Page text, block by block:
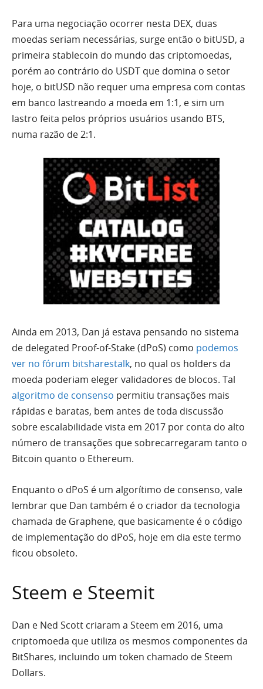
Para uma negociação ocorrer nesta DEX, duas
moedas seriam necessárias, surge então o bitUSD, a
primeira stablecoin do mundo das criptomoedas,
porém ao contrário do USDT que domina o setor
hoje, o bitUSD não requer uma empresa com contas
em banco lastreando a moeda em 1:1, e sim um
lastro feita pelos próprios usuários usando BTS,
numa razão de 2:1.
Ainda em 2013, Dan já estava pensando no sistema
de delegated Proof-of-Stake (dPoS) como podemos
ver no fórum bitsharestalk, no qual os holders da
moeda poderiam eleger validadores de blocos. Tal
algoritmo de consenso permitiu transações mais
rápidas e baratas, bem antes de toda discussão
sobre escalabilidade vista em 2017 por conta do alto
número de transações que sobrecarregaram tanto o
Bitcoin quanto o Ethereum.
Enquanto o dPoS é um algorítimo de consenso, vale
lembrar que Dan também é o criador da tecnologia
chamada de Graphene, que basicamente é o código
de implementação do dPoS, hoje em dia este termo
ficou obsoleto.
Steem e Steemit
Dan e Ned Scott criaram a Steem em 2016, uma
criptomoeda que utiliza os mesmos componentes da
BitShares, incluindo um token chamado de Steem
Dollars.